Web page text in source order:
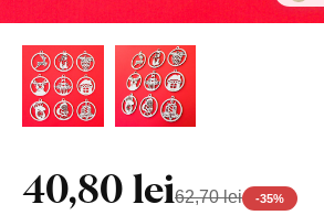
40,80 lei62,70 lei -35%